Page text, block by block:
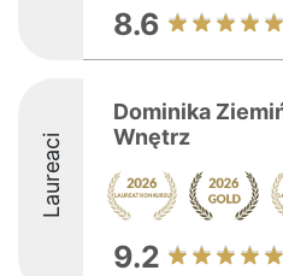
8.6
Laureaci
Dominika
Wnętrz
9.2